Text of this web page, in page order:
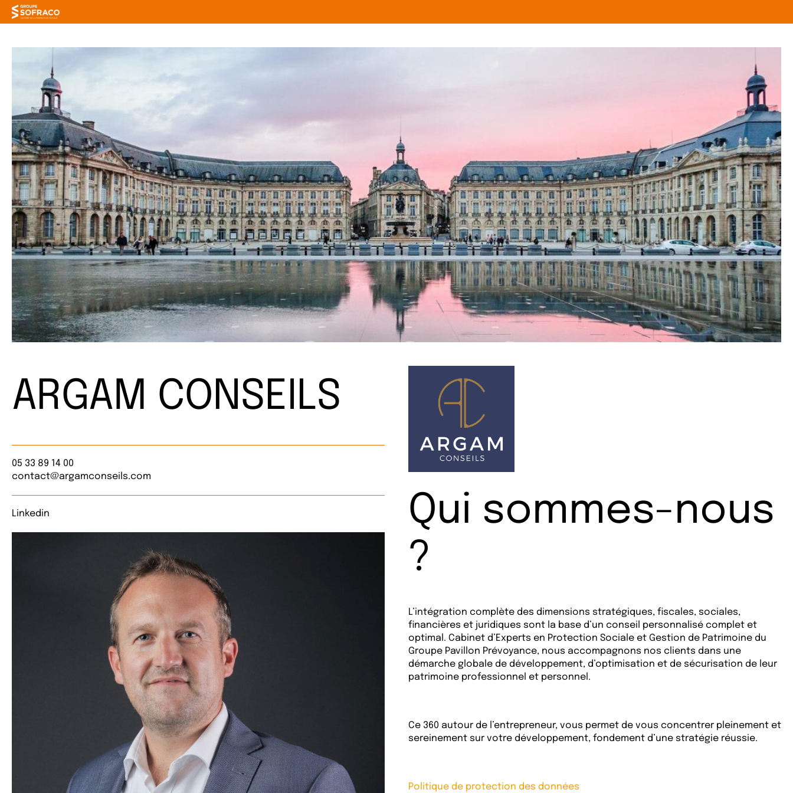
ARGAM CONSEILS
05 33 89 14 00
contact@argamconseils.com
Linkedin
Qui sommes-nous
?
L’intégration complète des dimensions stratégiques, fiscales, sociales,
financières et juridiques sont la base d’un conseil personnalisé complet et
optimal. Cabinet d’Experts en Protection Sociale et Gestion de Patrimoine du
Groupe Pavillon Prévoyance, nous accompagnons nos clients dans une
démarche globale de développement, d’optimisation et de sécurisation de leur
patrimoine professionnel et personnel.
Ce 360 autour de l’entrepreneur, vous permet de vous concentrer pleinement et
sereinement sur votre développement, fondement d’une stratégie réussie.
Politique de protection des données